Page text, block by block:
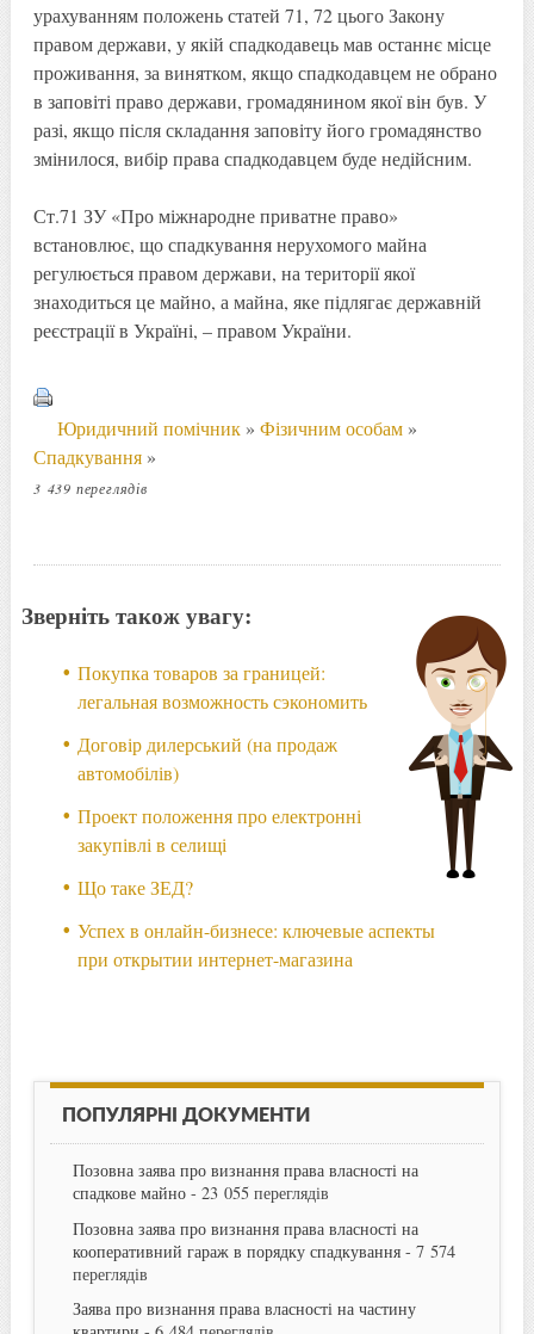
урахуванням положень статей 71, 72 цього Закону
правом держави, у якій спадкодавець мав останнє місце
проживання, за винятком, якщо спадкодавцем не обрано
в заповіті право держави, громадянином якої він був. У
разі, якщо після складання заповіту його громадянство
змінилося, вибір права спадкодавцем буде недійсним.
Ст.71 ЗУ «Про міжнародне приватне право»
встановлює, що спадкування нерухомого майна
регулюється правом держави, на території якої
знаходиться це майно, а майна, яке підлягає державній
реєстрації в Україні, – правом України.
Юридичний помічник» Фізичним особам»
Спадкування»
3 439 переглядів
Зверніть також увагу:
Покупка товаров за границей:
легальная возможность сэкономить
Договір дилерський (на продаж
автомобілів)
Проект положення про електронні
закупівлі в селищі
Що таке ЗЕД?
Успех в онлайн-бизнесе: ключевые аспекты
при открытии интернет-магазина
ПОПУЛЯРНІ ДОКУМЕНТИ
Позовна заява про визнання права власності на
спадкове майно- 23 055 переглядів
Позовна заява про визнання права власності на
кооперативний гараж в порядку спадкування- 7 574
переглядів
Заява про визнання права власності на частину